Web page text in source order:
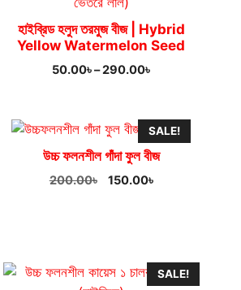
হাইব্রিড হলুদ তরমুজ বীজ | Hybrid
Yellow Watermelon Seed
50.00৳–290.00৳Price
through
290.00৳
SALE!
উচ্চ ফলনশীল গাঁদা ফুল বীজ
200.00৳
Original
150.00৳Current
SALE!